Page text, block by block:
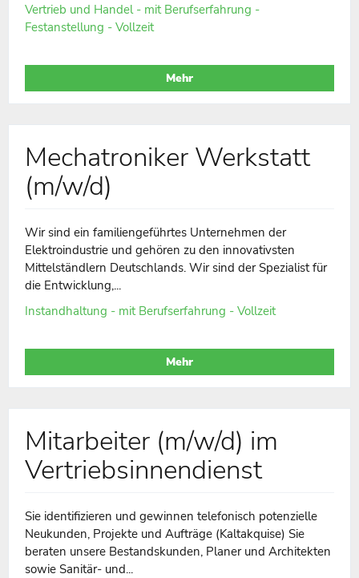
Vertrieb und Handel - mit Berufserfahrung -
Festanstellung - Vollzeit
Mehr
Mechatroniker Werkstatt
(m/w/d)
Wir sind ein familiengeführtes Unternehmen der
Elektroindustrie und gehören zu den innovativsten
Mittelständlern Deutschlands. Wir sind der Spezialist für
die Entwicklung,...
Instandhaltung - mit Berufserfahrung - Vollzeit
Mehr
Mitarbeiter (m/w/d) im
Vertriebsinnendienst
Sie identifizieren und gewinnen telefonisch potenzielle
Neukunden, Projekte und Aufträge (Kaltakquise) Sie
beraten unsere Bestandskunden, Planer und Architekten
sowie Sanitär- und...